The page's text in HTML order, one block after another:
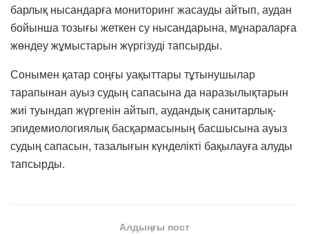
барлық нысандарға мониторинг жасауды айтып, аудан
бойынша тозығы жеткен су нысандарына, мұнараларға
жөндеу жұмыстарын жүргізуді тапсырды.
Сонымен қатар соңғы уақыттары тұтынушылар
тарапынан ауыз судың сапасына да наразылықтарын
жиі туындап жүргенін айтып, аудандық санитарлық-
эпидемиологиялық басқармасының басшысына ауыз
судың сапасын, тазалығын күнделікті бақылауға алуды
тапсырды.
Алдыңғы пост